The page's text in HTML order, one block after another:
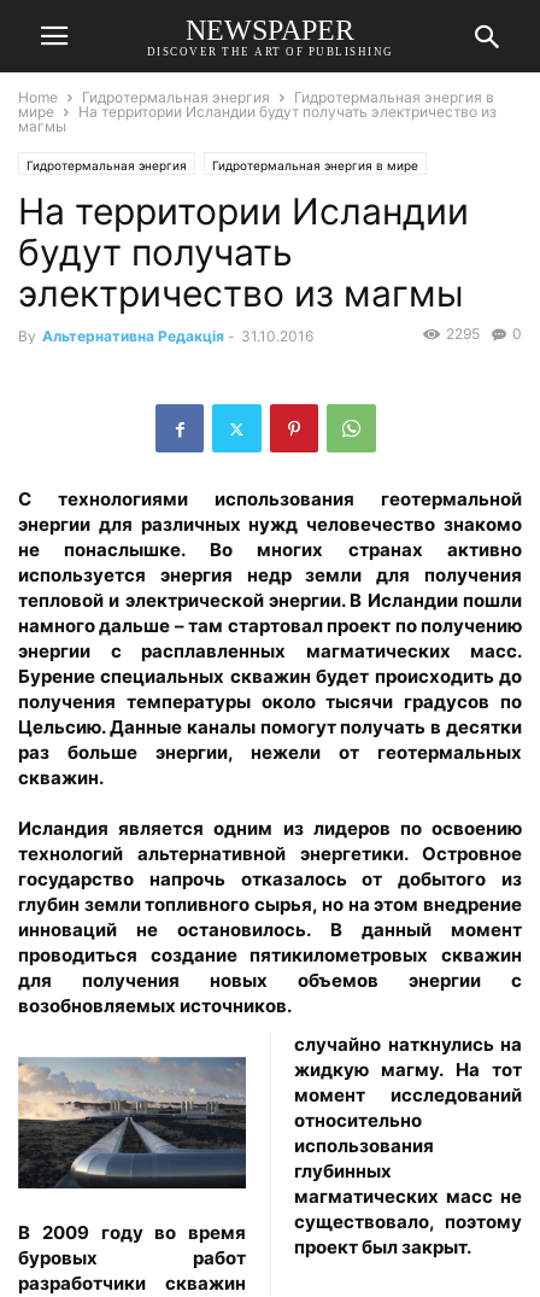
NEWSPAPER
DISCOVER THE ART OF PUBLISHING
Home Гидротермальная энергия
Гидротермальная энергия в
мире
На территории Исландии будут получать электричество из
магмы
Гидротермальная энергия Гидротермальная энергия в мире
На территории Исландии
будут получать
электричество из магмы
By Альтернативна Редакція - 31.10.2016 0
2295
С технологиями использования геотермальной
энергии для различных нужд человечество знакомо
не понаслышке. Во многих странах активно
используется энергия недр земли для получения
тепловой и электрической энергии. В Исландии пошли
намного дальше – там стартовал проект по получению
энергии с расплавленных магматических масс.
Бурение специальных скважин будет происходить до
получения температуры около тысячи градусов по
Цельсию. Данные каналы помогут получать в десятки
раз больше энергии, нежели от геотермальных
скважин.
Исландия является одним из лидеров по освоению
технологий альтернативной энергетики. Островное
государство напрочь отказалось от добытого из
глубин земли топливного сырья, но на этом внедрение
инноваций не остановилось. В данный момент
проводиться создание пятикилометровых скважин
для получения новых объемов энергии с
возобновляемых источников.
В 2009 году во время
буровых работ
разработчики скважин
случайно наткнулись на
жидкую магму. На тот
момент исследований
относительно
использования
глубинных
магматических масс не
существовало, поэтому
проект был закрыт.